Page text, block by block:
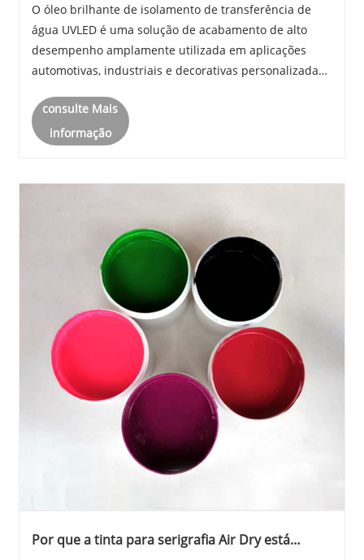
desempenho do revestimento?
O óleo brilhante de isolamento de transferência de
água UVLED é uma solução de acabamento de alto
desempenho amplamente utilizada em aplicações
automotivas, industriais e decorativas personalizadas.
processos de cura UVLED, este óleo brilhante de ......
consulte Mais
informação
Por que a tinta para serigrafia Air Dry está